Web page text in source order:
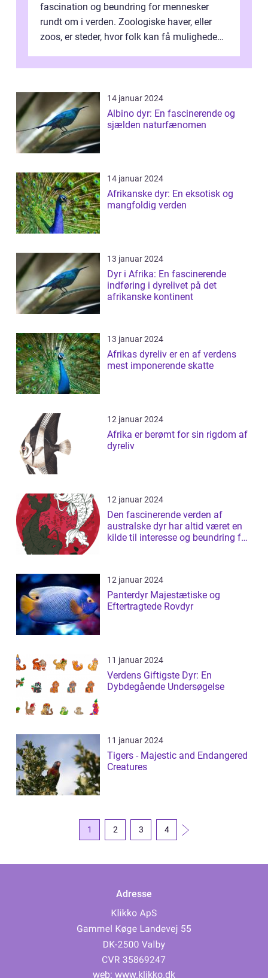
fascination og beundring for mennesker
rundt om i verden. Zoologiske haver, eller
zoos, er steder, hvor folk kan få muligheden
14 januar 2024
Albino dyr: En fascinerende og
sjælden naturfænomen
14 januar 2024
Afrikanske dyr: En eksotisk og
mangfoldig verden
13 januar 2024
Dyr i Afrika: En fascinerende
indføring i dyrelivet på det
afrikanske kontinent
13 januar 2024
Afrikas dyreliv er en af verdens
mest imponerende skatte
12 januar 2024
Afrika er berømt for sin rigdom af
dyreliv
12 januar 2024
Den fascinerende verden af
australske dyr har altid været en
kilde til interesse og beundring for
12 januar 2024
Panterdyr Majestætiske og
Eftertragtede Rovdyr
11 januar 2024
Verdens Giftigste Dyr: En
Dybdegående Undersøgelse
11 januar 2024
Tigers - Majestic and Endangered
Creatures
1 2 3 4
Adresse
web: www.klikko.dk